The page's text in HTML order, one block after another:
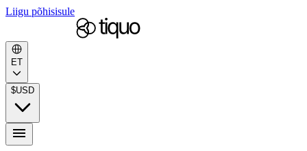
Liigu põhisisule
ET
$USD